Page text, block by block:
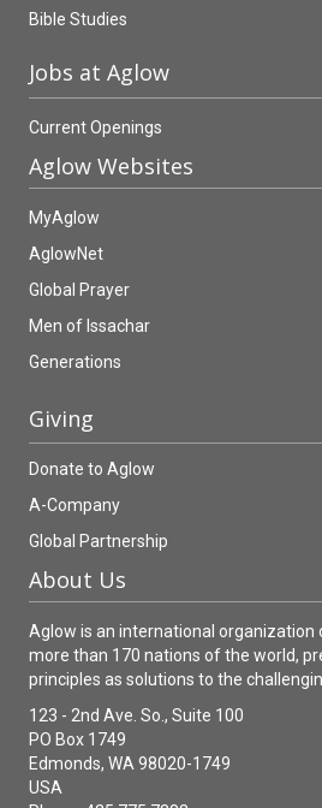
Bible Studies
Jobs at Aglow
Current Openings
Aglow Websites
MyAglow
AglowNet
Global Prayer
Men of Issachar
Generations
Giving
Donate to Aglow
A-Company
Global Partnership
About Us
Aglow is an international organization
more than 170 nations of the world,
principles as solutions to the
123 - 2nd Ave. So., Suite 100
PO Box 1749
Edmonds, WA 98020-1749
USA